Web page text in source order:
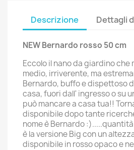
Descrizione Dettagli
NEW Bernardo rosso 50 cm
Eccolo il nano da giardino che
medio, irriverente, ma
Bernardo, buffo e dispettoso
casa, fuori dall' ingresso o su
può mancare a casa tua!!
disponibile dopo tante
nome è Bernardo
è la versione Big con un
disponibile in rosso opaco e